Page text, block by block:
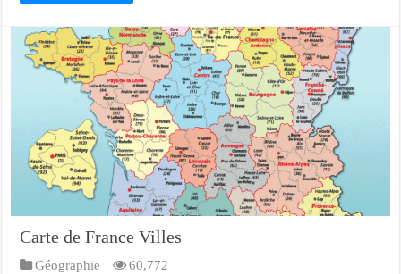
Carte de France Villes
Géographie 60,772